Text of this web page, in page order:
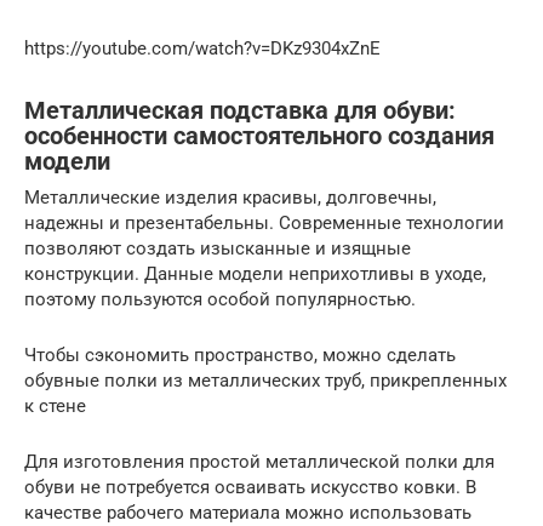
https://youtube.com/watch?v=DKz9304xZnE
Металлическая подставка для обуви:
особенности самостоятельного создания
модели
Металлические изделия красивы, долговечны,
надежны и презентабельны. Современные технологии
позволяют создать изысканные и изящные
конструкции. Данные модели неприхотливы в уходе,
поэтому пользуются особой популярностью.
Чтобы сэкономить пространство, можно сделать
обувные полки из металлических труб, прикрепленных
к стене
Для изготовления простой металлической полки для
обуви не потребуется осваивать искусство ковки. В
качестве рабочего материала можно использовать